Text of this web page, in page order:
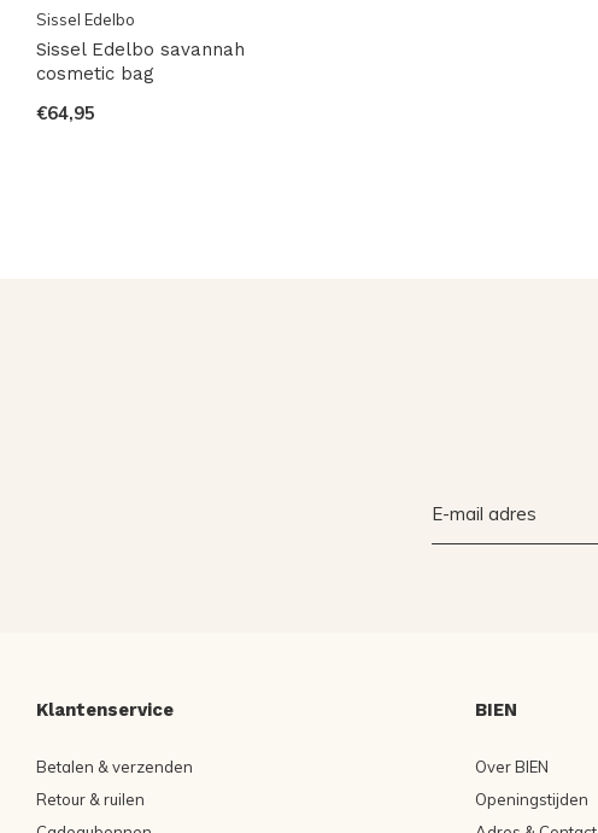
Sissel Edelbo
Sissel Edelbo savannah
cosmetic bag
€64,95
Klantenservice
Betalen & verzenden
Retour & ruilen
BIEN
Over BIEN
Openingstijden